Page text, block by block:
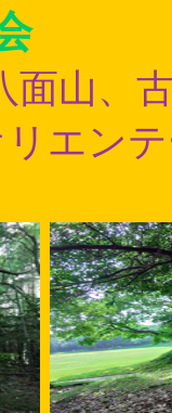
面山、
エン